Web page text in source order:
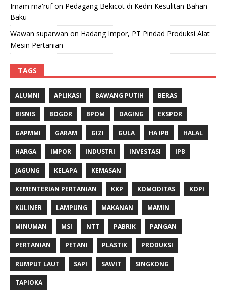
Imam ma'rufon Pedagang Bekicot di Kediri Kesulitan Bahan
Baku
Wawan suparwan on Hadang Impor, PT Pindad Produksi Alat
Mesin Pertanian
TAGS
ALUMNI APLIKASI BAWANG PUTIH BERAS
BISNIS BOGOR BPOM DAGING EKSPOR
GAPMMI GARAM GIZI GULA HA IPB HALAL
HARGA IMPOR INDUSTRI INVESTASI IPB
JAGUNG KELAPA KEMASAN
KEMENTERIAN PERTANIAN KKP KOMODITAS KOPI
KULINER LAMPUNG MAKANAN MAMIN
MINUMAN MSI NTT PABRIK PANGAN
PERTANIAN PETANI PLASTIK PRODUKSI
RUMPUT LAUT SAPI SAWIT SINGKONG
TAPIOKA